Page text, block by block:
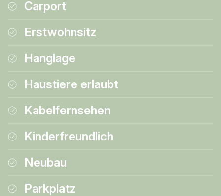
Carport
Erstwohnsitz
Hanglage
Haustiere erlaubt
Kabelfernsehen
Kinderfreundlich
Neubau
Parkplatz